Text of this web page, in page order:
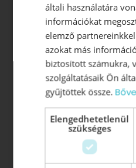
Dolgozói
Csapatelemzés
Motivációs rendszer
Jelöltanalízis
Onboarding(új
szervezetbe)
Wellbeing szolgáltatások
Vezetőképzés
Vezetői Akadémia
általi használatára
információkat
elemző
azokat más
biztosított számukra,
szolgáltatásaik Ön
gyűjtöttek össze.
Elengedhetetlenül
szükséges